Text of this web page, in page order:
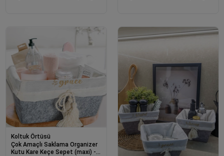
Koltuk Örtüsü
Çok Amaçlı Saklama Organizer
Kutu Kare Keçe Sepet (maxi) -